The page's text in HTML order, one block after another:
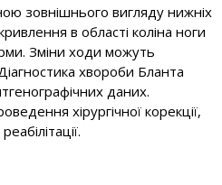
зовнішнього вигляду нижніх
в області коліна ноги
Зміни ходи можуть
хвороби Бланта
даних.
хірургічної корекції,